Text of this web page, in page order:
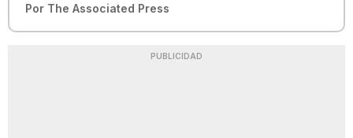
Por The Associated Press
PUBLICIDAD